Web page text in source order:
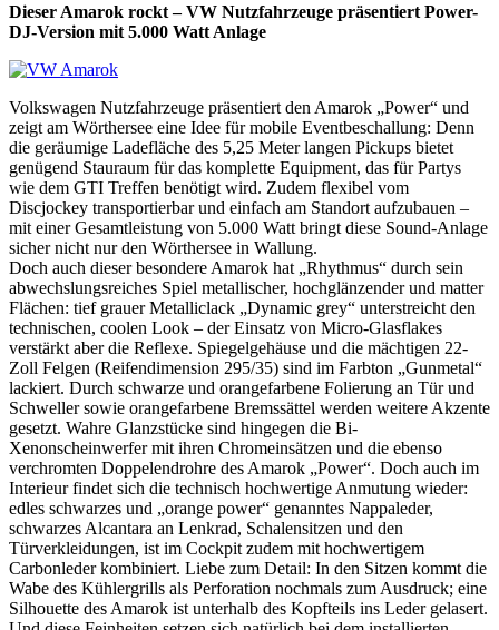
Dieser Amarok rockt – VW Nutzfahrzeuge präsentiert Power-
DJ-Version mit 5.000 Watt Anlage
Volkswagen Nutzfahrzeuge präsentiert den Amarok „Power“ und
zeigt am Wörthersee eine Idee für mobile Eventbeschallung: Denn
die geräumige Ladefläche des 5,25 Meter langen Pickups bietet
genügend Stauraum für das komplette Equipment, das für Partys
wie dem GTI Treffen benötigt wird. Zudem flexibel vom
Discjockey transportierbar und einfach am Standort aufzubauen –
mit einer Gesamtleistung von 5.000 Watt bringt diese Sound-Anlage
sicher nicht nur den Wörthersee in Wallung.
Doch auch dieser besondere Amarok hat „Rhythmus“ durch sein
abwechslungsreiches Spiel metallischer, hochglänzender und matter
Flächen: tief grauer Metalliclack „Dynamic grey“ unterstreicht den
technischen, coolen Look – der Einsatz von Micro-Glasflakes
verstärkt aber die Reflexe. Spiegelgehäuse und die mächtigen 22-
Zoll Felgen (Reifendimension 295/35) sind im Farbton „Gunmetal“
lackiert. Durch schwarze und orangefarbene Folierung an Tür und
Schweller sowie orangefarbene Bremssättel werden weitere Akzente
gesetzt. Wahre Glanzstücke sind hingegen die Bi-
Xenonscheinwerfer mit ihren Chromeinsätzen und die ebenso
verchromten Doppelendrohre des Amarok „Power“. Doch auch im
Interieur findet sich die technisch hochwertige Anmutung wieder:
edles schwarzes und „orange power“ genanntes Nappaleder,
schwarzes Alcantara an Lenkrad, Schalensitzen und den
Türverkleidungen, ist im Cockpit zudem mit hochwertigem
Carbonleder kombiniert. Liebe zum Detail: In den Sitzen kommt die
Wabe des Kühlergrills als Perforation nochmals zum Ausdruck; eine
Silhouette des Amarok ist unterhalb des Kopfteils ins Leder gelasert.